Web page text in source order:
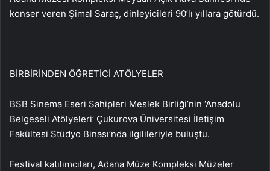
konser veren Şimal Saraç, dinleyicileri 90’lı yıllara götürdü.
BİRBİRİNDEN ÖĞRETİCİ ATÖLYELER
BSB Sinema Eseri Sahipleri Meslek Birliği’nin ‘Anadolu
Belgeseli Atölyeleri’ Çukurova Üniversitesi İletişim
Fakültesi Stüdyo Binası’nda ilgilileriyle buluştu.
Festival katılımcıları, Adana Müze Kompleksi Müzeler